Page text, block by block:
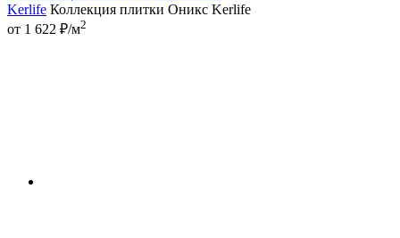
Kerlife Коллекция плитки Оникс Kerlife
от 1 622 ₽/м2